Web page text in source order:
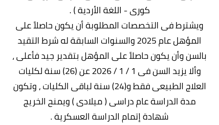
كورى - اللغة الأردية ) .
ويشترط فى التخصصات المطلوبة أن يكون حاصلاً على
المؤهل عام 2025 والسنوات السابقة له شرط التقيد
بالسن وأن يكون حاصلاً على المؤهل بتقدير جيد فأعلى ،
وألا يزيد السن فى 1 / 1 / 2026 عن (26) سنة لكليات
العلاج الطبيعى فقط و(24) سنة لباقى الكليات ، وتكون
مدة الدراسة عام دراسى ( ميلادى ) ويمنح الخريج
شهادة إتمام الدراسة العسكرية .